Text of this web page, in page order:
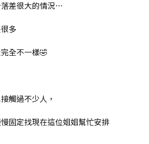
差很大的情況…
多
全不一樣🤣
觸過不少人，
固定找現在這位姐姐幫忙安排